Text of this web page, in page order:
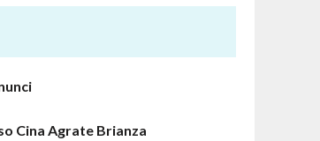
Cina Agrate Brianza